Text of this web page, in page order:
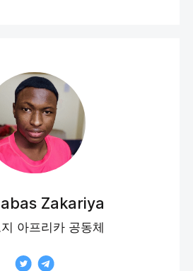
Zakariya
아프리카 공동체